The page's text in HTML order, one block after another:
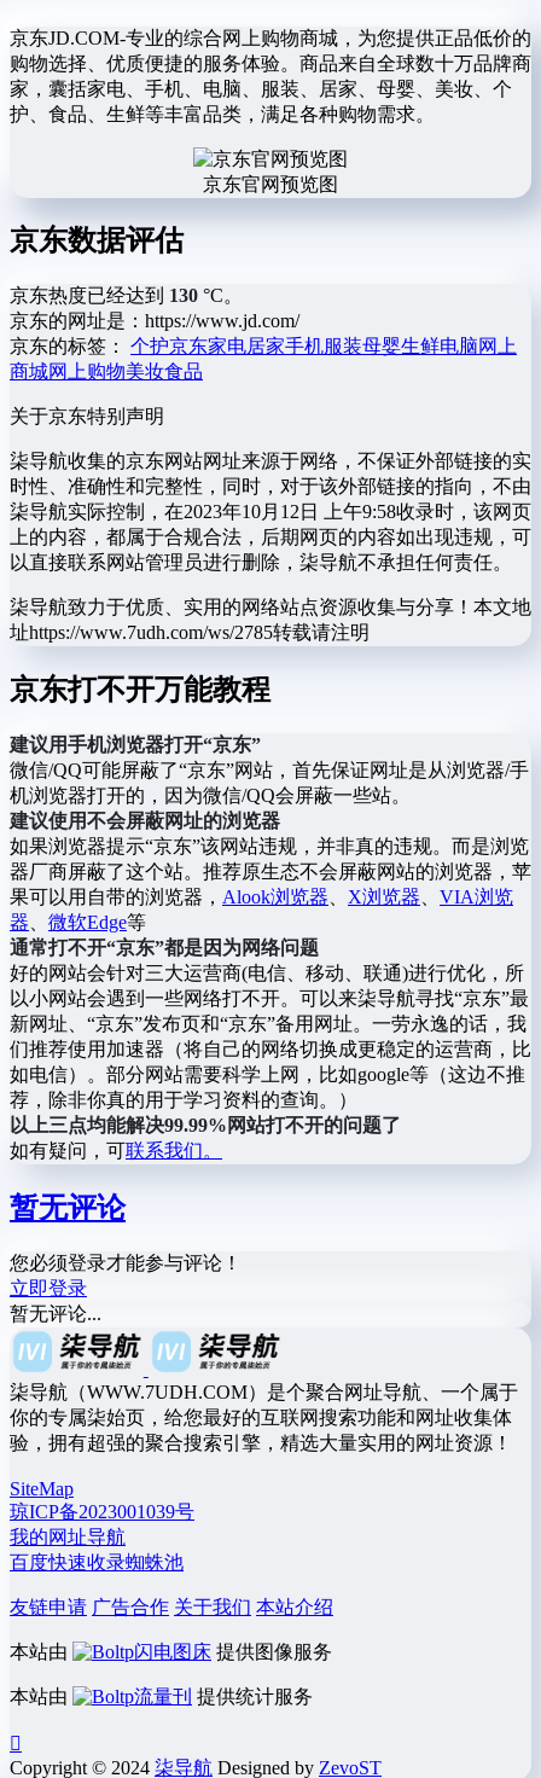
京东JD.COM-专业的综合网上购物商城，为您提供正品低价的
购物选择、优质便捷的服务体验。商品来自全球数十万品牌商
家，囊括家电、手机、电脑、服装、居家、母婴、美妆、个
护、食品、生鲜等丰富品类，满足各种购物需求。
京东官网预览图
京东数据评估
京东热度已经达到 130 °C。
京东的网址是：https://www.jd.com/
京东的标签： 个护京东家电居家手机服装母婴生鲜电脑网上
商城网上购物美妆食品
关于京东特别声明
柒导航收集的京东网站网址来源于网络，不保证外部链接的实
时性、准确性和完整性，同时，对于该外部链接的指向，不由
柒导航实际控制，在2023年10月12日 上午9:58收录时，该网页
上的内容，都属于合规合法，后期网页的内容如出现违规，可
以直接联系网站管理员进行删除，柒导航不承担任何责任。
柒导航致力于优质、实用的网络站点资源收集与分享！ 本文地
址https://www.7udh.com/ws/2785转载请注明
京东打不开万能教程
建议用手机浏览器打开“京东”
微信/QQ可能屏蔽了“京东”网站，首先保证网址是从浏览器/手
机浏览器打开的，因为微信/QQ会屏蔽一些站。
建议使用不会屏蔽网址的浏览器
如果浏览器提示“京东”该网站违规，并非真的违规。而是浏览
器厂商屏蔽了这个站。推荐原生态不会屏蔽网站的浏览器，苹
果可以用自带的浏览器， Alook浏览器 X浏览器
VIA浏览
器
微软Edge等
通常打不开“京东”都是因为网络问题
好的网站会针对三大运营商(电信、移动、联通)进行优化，所
以小网站会遇到一些网络打不开。可以来柒导航寻找“京东”最
新网址、“京东”发布页和“京东”备用网址。一劳永逸的话，我
们推荐使用加速器（将自己的网络切换成更稳定的运营商，比
如电信）。部分网站需要科学上网，比如google等（这边不推
荐，除非你真的用于学习资料的查询。）
以上三点均能解决99.99%网站打不开的问题了
如有疑问，可联系我们。
暂无评论
您必须登录才能参与评论！
立即登录
暂无评论...
柒导航（WWW.7UDH.COM）是个聚合网址导航、一个属于
你的专属柒始页，给您最好的互联网搜索功能和网址收集体
验，拥有超强的聚合搜索引擎，精选大量实用的网址资源！
SiteMap
琼ICP备2023001039号
我的网址导航
百度快速收录蜘蛛池
友链申请 广告合作 关于我们 本站介绍
本站由 闪电图床 提供图像服务
本站由 流量刊 提供统计服务
Copyright © 2024 柒导航 Designed by ZevoST